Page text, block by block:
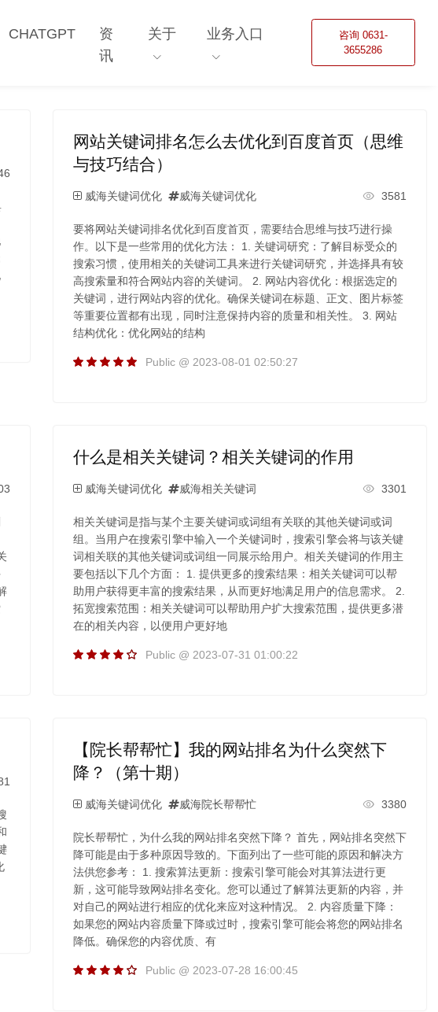
CHATGPT
资
讯
关于 业务入口
咨询 0631-
3655286
网站关键词排名怎么去优化到百度首页（思维
与技巧结合）
威海关键词优化 威海关键词优化 3581
要将网站关键词排名优化到百度首页，需要结合思维与技巧进行操
作。以下是一些常用的优化方法： 1. 关键词研究：了解目标受众的
搜索习惯，使用相关的关键词工具来进行关键词研究，并选择具有较
高搜索量和符合网站内容的关键词。 2. 网站内容优化：根据选定的
关键词，进行网站内容的优化。确保关键词在标题、正文、图片标签
等重要位置都有出现，同时注意保持内容的质量和相关性。 3. 网站
结构优化：优化网站的结构
Public @ 2023-08-01 02:50:27
什么是相关关键词？相关关键词的作用
威海关键词优化 威海相关关键词 3301
相关关键词是指与某个主要关键词或词组有关联的其他关键词或词
组。当用户在搜索引擎中输入一个关键词时，搜索引擎会将与该关键
词相关联的其他关键词或词组一同展示给用户。相关关键词的作用主
要包括以下几个方面： 1. 提供更多的搜索结果：相关关键词可以帮
助用户获得更丰富的搜索结果，从而更好地满足用户的信息需求。 2.
拓宽搜索范围：相关关键词可以帮助用户扩大搜索范围，提供更多潜
在的相关内容，以便用户更好地
Public @ 2023-07-31 01:00:22
【院长帮帮忙】我的网站排名为什么突然下
降？（第十期）
威海关键词优化 威海院长帮帮忙 3380
院长帮帮忙，为什么我的网站排名突然下降？ 首先，网站排名突然下
降可能是由于多种原因导致的。下面列出了一些可能的原因和解决方
法供您参考： 1. 搜索算法更新：搜索引擎可能会对其算法进行更
新，这可能导致网站排名变化。您可以通过了解算法更新的内容，并
对自己的网站进行相应的优化来应对这种情况。 2. 内容质量下降：
如果您的网站内容质量下降或过时，搜索引擎可能会将您的网站排名
降低。确保您的内容优质、有
Public @ 2023-07-28 16:00:45